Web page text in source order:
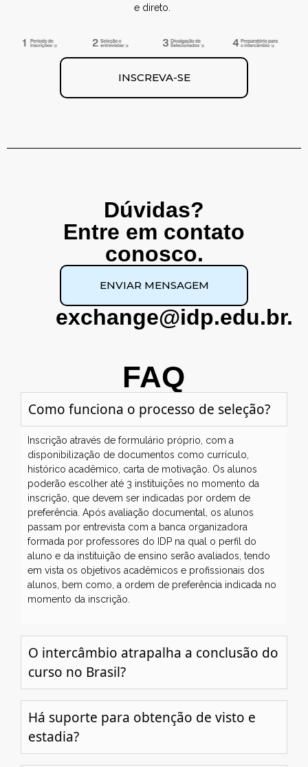
e direto.
INSCREVA-SE
Dúvidas?
Entre em contato
conosco.
ENVIAR MENSAGEM
exchange@idp.edu.br.
FAQ
Como funciona o processo de seleção?
Inscrição através de formulário próprio, com a
disponibilização de documentos como currículo,
histórico acadêmico, carta de motivação. Os alunos
poderão escolher até 3 instituições no momento da
inscrição, que devem ser indicadas por ordem de
preferência. Após avaliação documental, os alunos
passam por entrevista com a banca organizadora
formada por professores do IDP na qual o perfil do
aluno e da instituição de ensino serão avaliados, tendo
em vista os objetivos acadêmicos e profissionais dos
alunos, bem como, a ordem de preferência indicada no
momento da inscrição.
O intercâmbio atrapalha a conclusão do
curso no Brasil?
Há suporte para obtenção de visto e
estadia?